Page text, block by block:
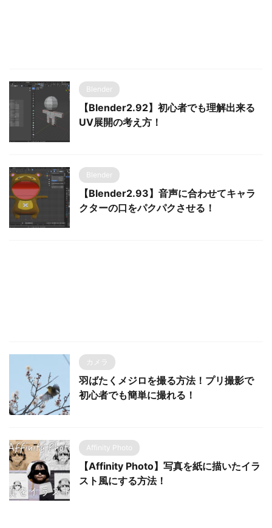
Blender
【Blender2.92】初心者でも理解出来る
UV展開の考え方！
Blender
【Blender2.93】音声に合わせてキャラ
クターの口をパクパクさせる！
カメラ
羽ばたくメジロを撮る方法！プリ撮影で
初心者でも簡単に撮れる！
Affinity Photo
【Affinity Photo】写真を紙に描いたイラ
スト風にする方法！